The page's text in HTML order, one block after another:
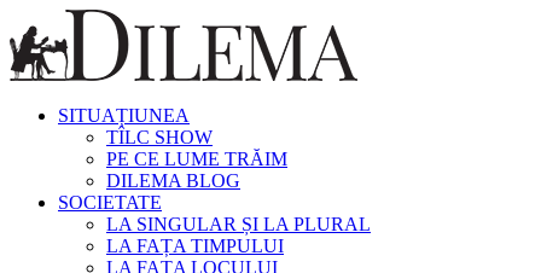
SITUAȚIUNEA
TÎLC SHOW
PE CE LUME TRĂIM
DILEMA BLOG
SOCIETATE
LA SINGULAR ȘI LA PLURAL
LA FAȚA TIMPULUI
LA FAȚA LOCULUI